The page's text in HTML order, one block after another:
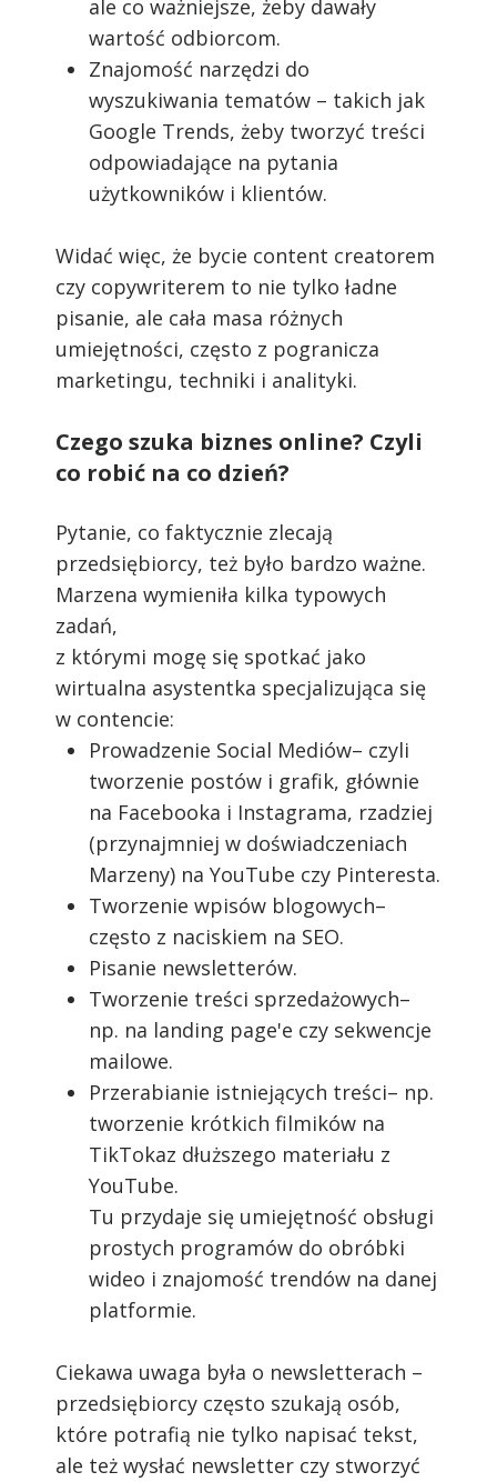
ale co ważniejsze, żeby dawały
wartość odbiorcom.
Znajomość narzędzi do
wyszukiwania tematów – takich jak
Google Trends, żeby tworzyć treści
odpowiadające na pytania
użytkowników i klientów.
Widać więc, że bycie content creatorem
czy copywriterem to nie tylko ładne
pisanie, ale cała masa różnych
umiejętności, często z pogranicza
marketingu, techniki i analityki.
Czego szuka biznes online? Czyli
co robić na co dzień?
Pytanie, co faktycznie zlecają
przedsiębiorcy, też było bardzo ważne.
Marzena wymieniła kilka typowych
zadań,
z którymi mogę się spotkać jako
wirtualna asystentka specjalizująca się
w contencie:
Prowadzenie Social Mediów– czyli
tworzenie postów i grafik, głównie
na Facebooka i Instagrama, rzadziej
(przynajmniej w doświadczeniach
Marzeny) na YouTube czy Pinteresta.
Tworzenie wpisów blogowych–
często z naciskiem na SEO.
Pisanie newsletterów.
Tworzenie treści sprzedażowych–
np. na landing page'e czy sekwencje
mailowe.
Przerabianie istniejących treści– np.
tworzenie krótkich filmików na
TikTokaz dłuższego materiału z
YouTube.
Tu przydaje się umiejętność obsługi
prostych programów do obróbki
wideo i znajomość trendów na danej
platformie.
Ciekawa uwaga była o newsletterach –
przedsiębiorcy często szukają osób,
które potrafią nie tylko napisać tekst,
ale też wysłać newsletter czy stworzyć